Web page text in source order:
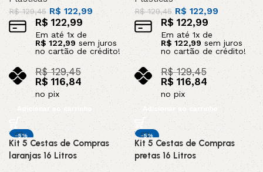
R$129,45 R$ 122,99
R$ 122,99
Em até 1x de
R$122,99 sem juros
no cartão de crédito!
R$129,45
R$116,84
no pix
Adicionar ao carrinho
R$129,45 R$ 122,99
R$122,99
Em até 1x de
R$ 122,99 sem juros
no cartão de crédito!
R$129,45
R$116,84
no pix
Adicionar ao carrinho
-5%
Kit 5 Cestas de Compras
laranjas 16 Litros
-5%
Kit 5 Cestas de Compras
pretas 16 Litros